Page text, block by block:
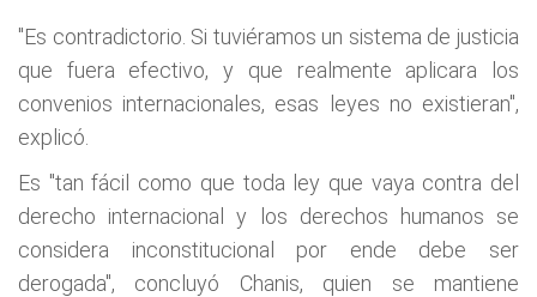
"Es contradictorio. Si tuviéramos un sistema de justicia
que fuera efectivo, y que realmente aplicara los
convenios internacionales, esas leyes no existieran",
explicó.
Es "tan fácil como que toda ley que vaya contra del
derecho internacional y los derechos humanos se
considera inconstitucional por ende debe ser
derogada", concluyó Chanis, quien se mantiene